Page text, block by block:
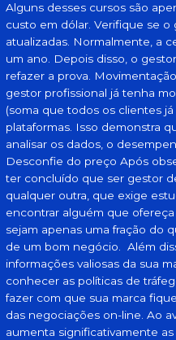
Alguns desses cursos são
custo em dólar. Verifique se
atualizadas. Normalmente, a
um ano. Depois disso, o
refazer a prova.
gestor profissional já tenha
(soma que todos os clientes
plataformas. Isso demonstra
analisar os dados, o
Desconfie do preço Após
ter concluído que ser gestor
qualquer outra, que exige
encontrar alguém que
sejam apenas uma fração do
de um bom negócio. Além
informações valiosas da sua
conhecer as políticas de
fazer com que sua marca
das negociações on-line. Ao
aumenta significativamente